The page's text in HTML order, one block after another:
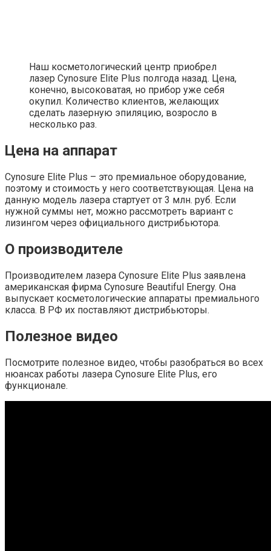
Наш косметологический центр приобрел
лазер Cynosure Elite Plus полгода назад. Цена,
конечно, высоковатая, но прибор уже себя
окупил. Количество клиентов, желающих
сделать лазерную эпиляцию, возросло в
несколько раз.
Цена на аппарат
Cynosure Elite Plus – это премиальное оборудование,
поэтому и стоимость у него соответствующая. Цена на
данную модель лазера стартует от 3 млн. руб. Если
нужной суммы нет, можно рассмотреть вариант с
лизингом через официального дистрибьютора.
О производителе
Производителем лазера Cynosure Elite Plus заявлена
американская фирма Cynosure Beautiful Energy. Она
выпускает косметологические аппараты премиального
класса. В РФ их поставляют дистрибьюторы.
Полезное видео
Посмотрите полезное видео, чтобы разобраться во всех
нюансах работы лазера Cynosure Elite Plus, его
функционале.